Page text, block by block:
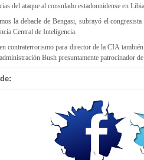
del ataque al consulado estadounidense en
la debacle de Bengasi, subrayó el
Central de Inteligencia.
contraterrorismo para director de la CIA
Bush presuntamente patrocinador